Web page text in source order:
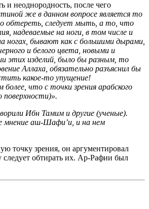
неоднородность, после чего
же в данном вопросе является то
обтереть, следует мыть, а то, что
надеваемые на ноги, в том числе и
ногах, бывают как с большими дырами,
и белого цвета, новыми и
этих изделий, было бы разным, то
Аллаха, обязательно разъяснил бы
какое-то упущение!
что с точки зрения арабского
поверхности)».
Ибн Тамим и другие (ученые).
мнение аш-Шафи’и, и на нем
точку зрения, он аргументировал
обтирать их. Ар-Рафии был